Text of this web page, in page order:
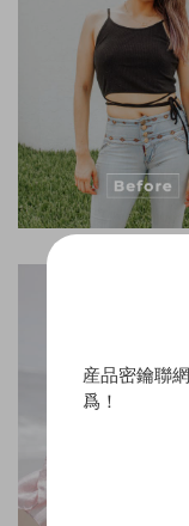
産品密鑰聯
爲！